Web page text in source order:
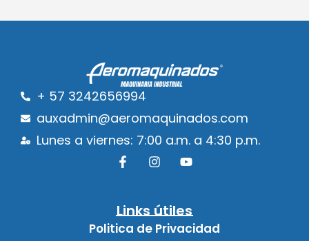
+ 57 3242656994
auxadmin@aeromaquinados.com
Lunes a viernes: 7:00 a.m. a 4:30 p.m.
Links útiles
Politica de Privacidad